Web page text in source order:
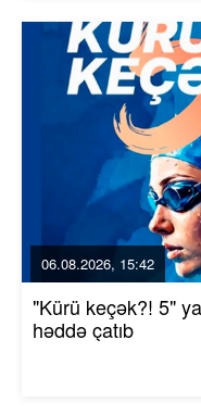
06.08.2026, 15:42
"Kürü keçək?! 5"
həddə çatıb